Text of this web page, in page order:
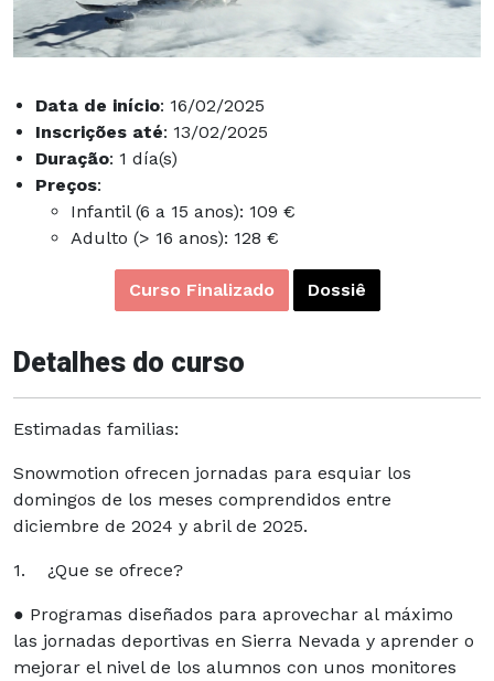
Data de início: 16/02/2025
Inscrições até: 13/02/2025
Duração: 1 día(s)
Preços:
Infantil (6 a 15 anos): 109 €
Adulto (> 16 anos): 128 €
Curso Finalizado Dossiê
Detalhes do curso
Estimadas familias:
Snowmotion ofrecen jornadas para esquiar los
domingos de los meses comprendidos entre
diciembre de 2024 y abril de 2025.
1. ¿Que se ofrece?
● Programas diseñados para aprovechar al máximo
las jornadas deportivas en Sierra Nevada y aprender o
mejorar el nivel de los alumnos con unos monitores